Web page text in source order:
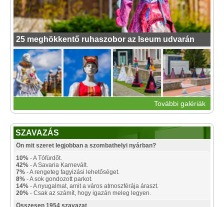
25 meghökkentő ruhaszobor az Iseum udvarán
További galériák
SZAVAZÁS
Ön mit szeret legjobban a szombathelyi nyárban?
10% - A Tófürdőt.
42% - A Savaria Karnevált.
7% - A rengeteg fagyizási lehetőséget.
8% - A sok gondozott parkot.
14% - A nyugalmat, amit a város atmoszférája áraszt.
20% - Csak az számít, hogy igazán meleg legyen.
Összesen 1954 szavazat